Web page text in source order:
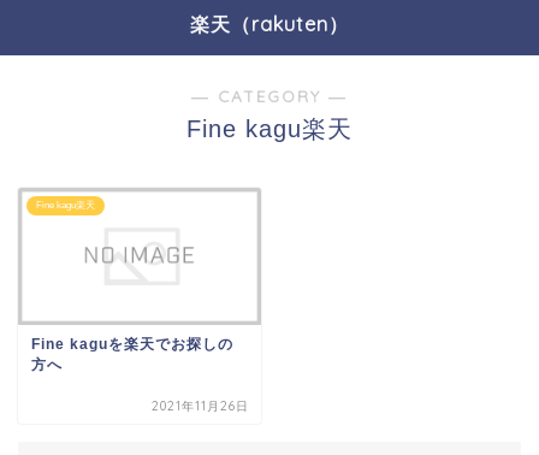
楽天（rakuten）
― CATEGORY ―
Fine kagu楽天
Fine kagu楽天
Fine kaguを楽天でお探しの
方へ
2021年11月26日